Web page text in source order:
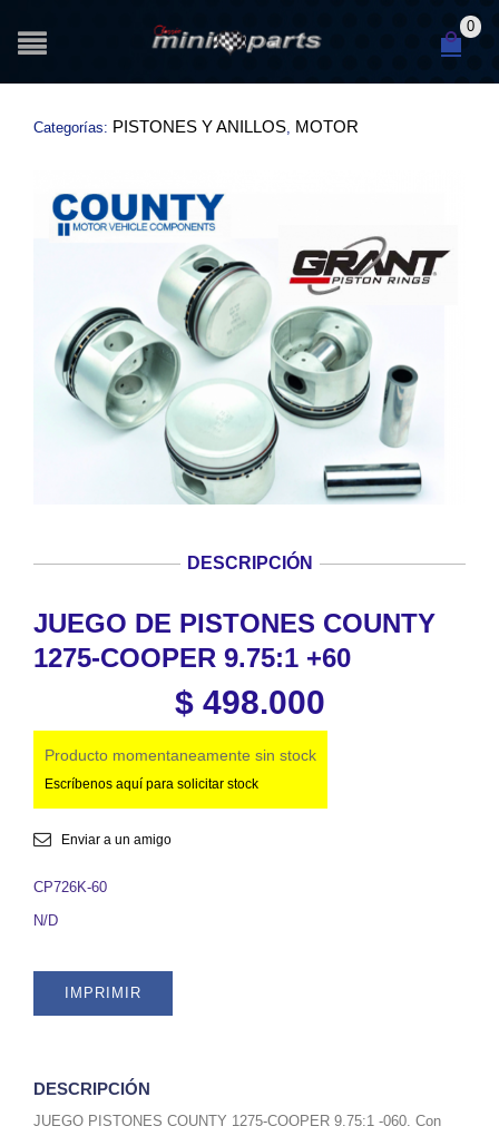
0
Categorías: PISTONES Y ANILLOS MOTOR
DESCRIPCIÓN
JUEGO DE PISTONES COUNTY
1275-COOPER 9.75:1 +60
$498.000
Producto momentaneamente sin stock
Escríbenos aquí para solicitar stock
Enviar a un amigo
CP726K-60
N/D
IMPRIMIR
DESCRIPCIÓN
JUEGO PISTONES COUNTY 1275-COOPER 9.75:1 -060. Con